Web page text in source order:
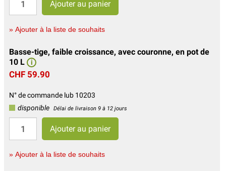
» Ajouter à la liste de souhaits
Basse-tige, faible croissance, avec couronne, en pot de
10 L
i
CHF 59.90
N° de commande lub 10203
disponible
Délai de livraison 9 à 12 jours
» Ajouter à la liste de souhaits